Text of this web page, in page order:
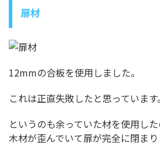
扉材
12mmの合板を使用しました。
これは正直失敗したと思っています。
というのも余っていた材を使用し
木材が歪んでいて扉が完全に閉ま